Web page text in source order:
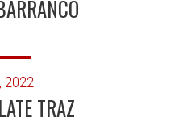
2022
TRAZ